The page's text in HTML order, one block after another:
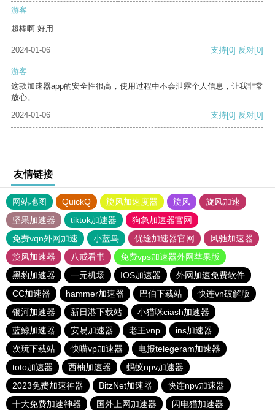
游客
超棒啊 好用
2024-01-06 支持[0] 反对[0]
游客
这款加速器app的安全性很高，使用过程中不会泄露个人信息，让我非常
放心。
2024-01-06
支持[0] 反对[0]
友情链接
网站地图 QuickQ 旋风加速度器 旋风
旋风加速
坚果加速器
tiktok加速器
狗急加速器官网
免费vqn外网加速
小蓝鸟 优途加速器官网
风驰加速器
旋风加速器
八戒看书
免费vps加速器外网苹果版
黑豹加速器
一元机场 IOS加速器
外网加速免费软件
CC加速器
hammer加速器 巴伯下载站
快连vn破解版
银河加速器
新日港下载站
小猫咪ciash加速器
蓝鲸加速器
安易加速器 老王vnp
ins加速器
次玩下载站
快喵vp加速器
电报telegeram加速器
toto加速器
西柚加速器
蚂蚁npv加速器
2023免费加速神器
BitzNet加速器
快连npv加速器
十大免费加速神器
国外上网加速器 闪电猫加速器